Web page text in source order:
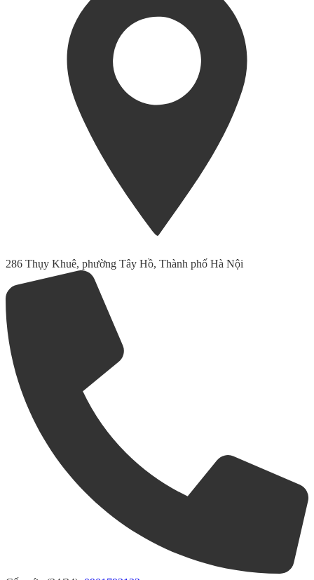
286 Thụy Khuê, phường Tây Hồ, Thành phố Hà Nội